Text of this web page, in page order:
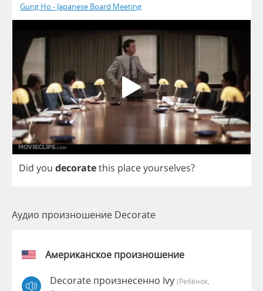
Gung Ho - Japanese Board Meeting
Did you decoratethis placeyourselves?
Аудио произношение Decorate
Американское произношение
Decorate произнесенно Ivy (Ребёнок,